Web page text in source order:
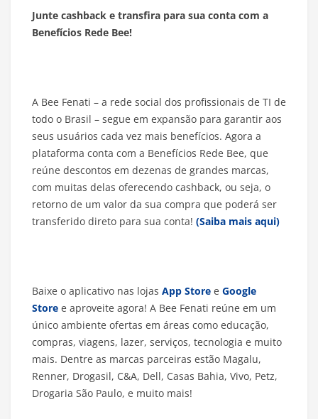
Junte cashback e transfira para sua conta com a
Benefícios Rede Bee!
A Bee Fenati – a rede social dos profissionais de TI de
todo o Brasil – segue em expansão para garantir aos
seus usuários cada vez mais benefícios. Agora a
plataforma conta com a Benefícios Rede Bee, que
reúne descontos em dezenas de grandes marcas,
com muitas delas oferecendo cashback, ou seja, o
retorno de um valor da sua compra que poderá ser
transferido direto para sua conta! (Saiba mais aqui)
Baixe o aplicativo nas lojas App Store e Google
Store e aproveite agora! A Bee Fenati reúne em um
único ambiente ofertas em áreas como educação,
compras, viagens, lazer, serviços, tecnologia e muito
mais. Dentre as marcas parceiras estão Magalu,
Renner, Drogasil, C&A, Dell, Casas Bahia, Vivo, Petz,
Drogaria São Paulo, e muito mais!